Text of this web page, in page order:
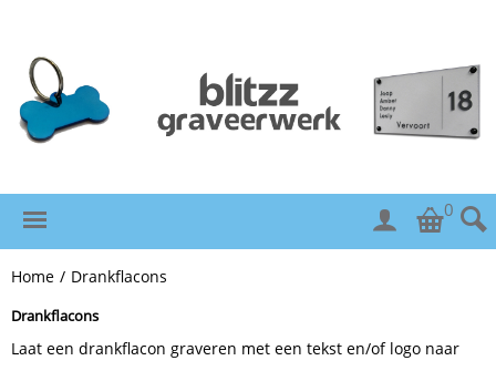
0
Home / Drankflacons
Drankflacons
Laat een drankflacon graveren met een tekst en/of logo naar